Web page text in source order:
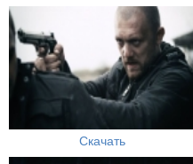
Скачать